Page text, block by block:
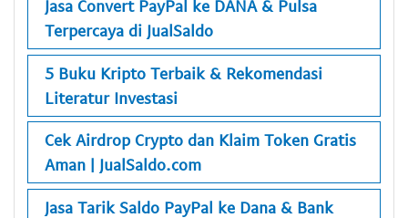
Jasa Convert PayPal ke DANA & Pulsa
Terpercaya di JualSaldo
5 Buku Kripto Terbaik & Rekomendasi
Literatur Investasi
Cek Airdrop Crypto dan Klaim Token Gratis
Aman | JualSaldo.com
Jasa Tarik Saldo PayPal ke Dana & Bank